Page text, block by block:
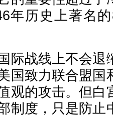
年历史上著名
际战线上不会退
国致力联合盟国
观的攻击。但白
制度，只是防止